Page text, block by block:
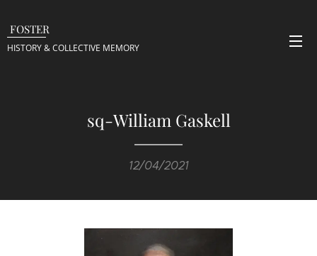
FOSTER
HISTORY & COLLECTIVE MEMORY
sq-William Gaskell
12/04/2021